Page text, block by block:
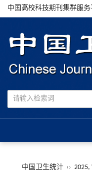
中国高校科技期刊集群服务
中国卫生统计 ›› 2025,